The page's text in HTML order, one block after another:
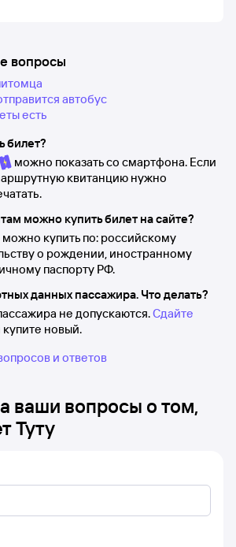
вопросы
автобус
есть
билет?
можно показать со смартфона. Если
квитанцию нужно
можно купить билет на сайте?
можно купить по: российскому
о рождении, иностранному
паспорту РФ.
данных пассажира. Что делать?
не допускаются.Сдайте
новый.
и ответов
ваши вопросы о том,
Туту